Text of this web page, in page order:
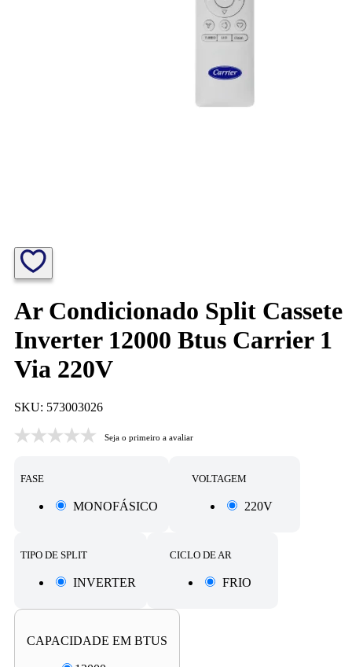
Ar Condicionado Split Cassete
Inverter 12000 Btus Carrier 1
Via 220V
SKU: 573003026
Seja o primeiro a avaliar
CAPACIDADE EM BTUS
FASE
MONOFÁSICO
VOLTAGEM
220V
TIPO DE SPLIT
INVERTER
CICLO DE AR
FRIO